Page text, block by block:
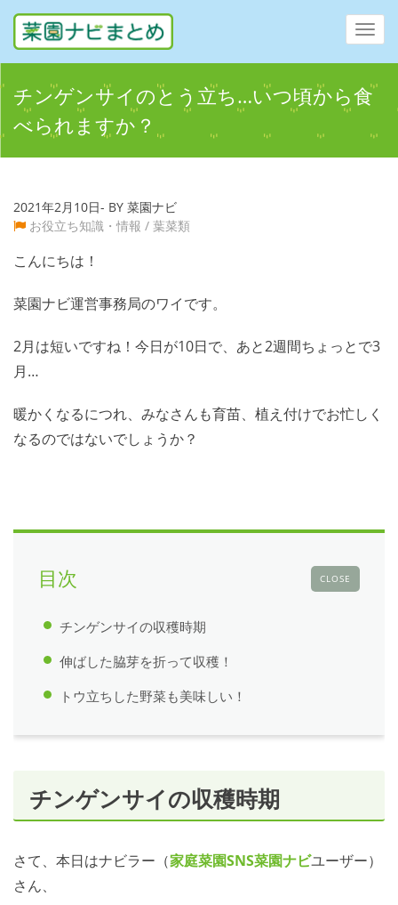
チンゲンサイのとう立ち…いつ頃から食
べられますか？
2021年2月10日- BY 菜園ナビ
お役立ち知識・情報 / 葉菜類
こんにちは！
菜園ナビ運営事務局のワイです。
2月は短いですね！今日が10日で、あと2週間ちょっとで3
月…
暖かくなるにつれ、みなさんも育苗、植え付けでお忙しく
なるのではないでしょうか？
CLOSE
目次
チンゲンサイの収穫時期
伸ばした脇芽を折って収穫！
トウ立ちした野菜も美味しい！
チンゲンサイの収穫時期
さて、本日はナビラー（家庭菜園SNS菜園ナビユーザー）
さん、